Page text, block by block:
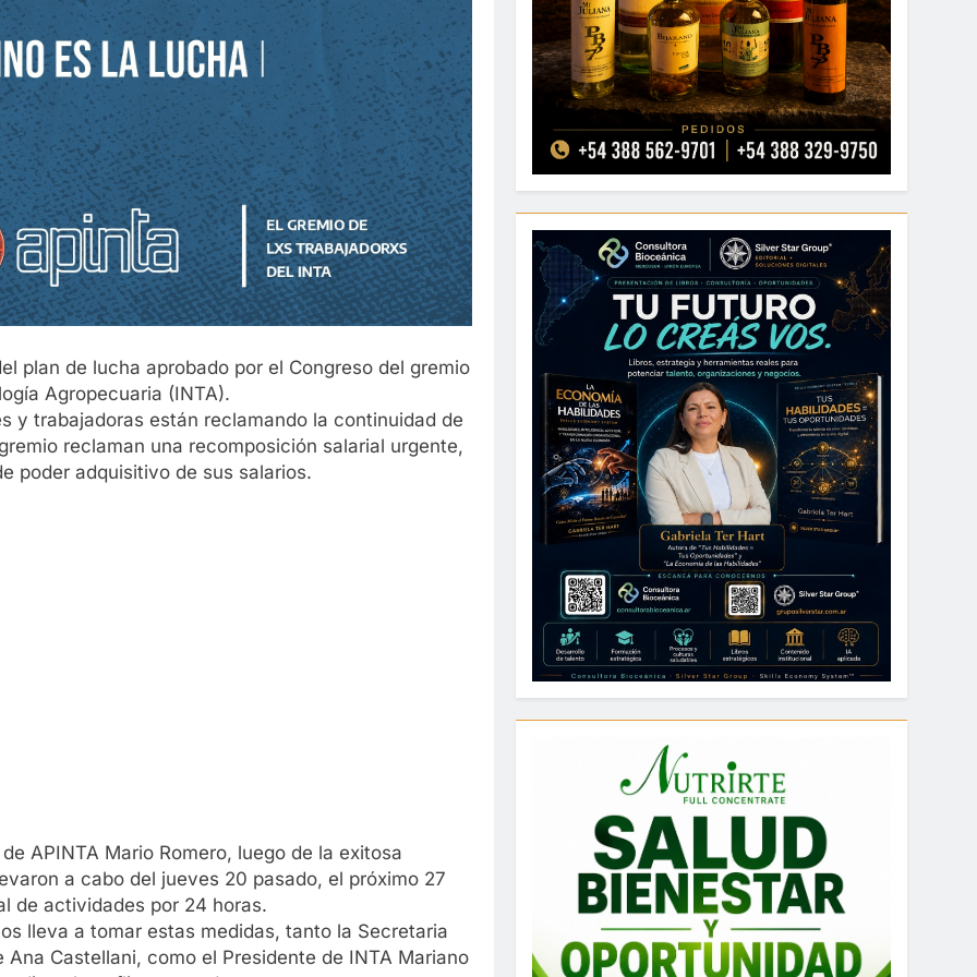
plan de lucha aprobado por el Congreso del gremio
Agropecuaria (INTA).
y trabajadoras están reclamando la continuidad de
reclaman una recomposición salarial urgente,
poder adquisitivo de sus salarios.
APINTA Mario Romero, luego de la exitosa
a cabo del jueves 20 pasado, el próximo 27
de actividades por 24 horas.
lleva a tomar estas medidas, tanto la Secretaria
Castellani, como el Presidente de INTA Mariano